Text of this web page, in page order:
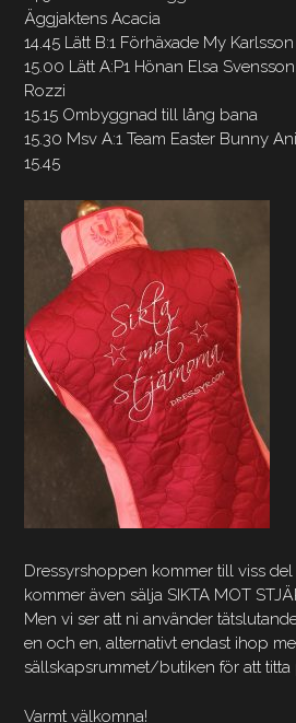
Äggjaktens Acacia
14.45 Lätt B:1 Förhäxade My
15.00 Lätt A:P1 Hönan Elsa
Rozzi
15.15 Ombyggnad till lång bana
15.30 Msv A:1 Team Easter Bunny
15.45
Dressyrshoppen kommer till viss
kommer även sälja SIKTA MOT
Men vi ser att ni använder
en och en, alternativt endast ihop
sällskapsrummet/butiken för att titta
Varmt välkomna!